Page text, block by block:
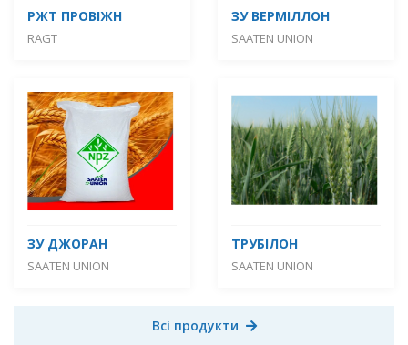
РЖТ ПРОВІЖН
RAGT
ЗУ ВЕРМІЛЛОН
SAATEN UNION
ЗУ ДЖОРАН
SAATEN UNION
ТРУБІЛОН
SAATEN UNION
Всі продукти